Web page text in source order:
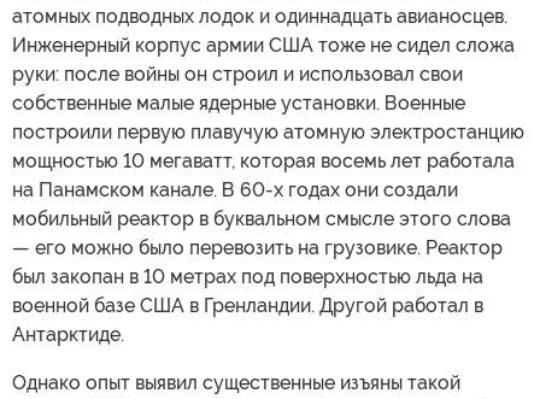
атомных подводных лодок и одиннадцать авианосцев.
Инженерный корпус армии США тоже не сидел сложа
руки: после войны он строил и использовал свои
собственные малые ядерные установки. Военные
построили первую плавучую атомную электростанцию
мощностью 10 мегаватт, которая восемь лет работала
на Панамском канале. В 60-х годах они создали
мобильный реактор в буквальном смысле этого слова
— его можно было перевозить на грузовике. Реактор
был закопан в 10 метрах под поверхностью льда на
военной базе США в Гренландии. Другой работал в
Антарктиде.
Однако опыт выявил существенные изъяны такой